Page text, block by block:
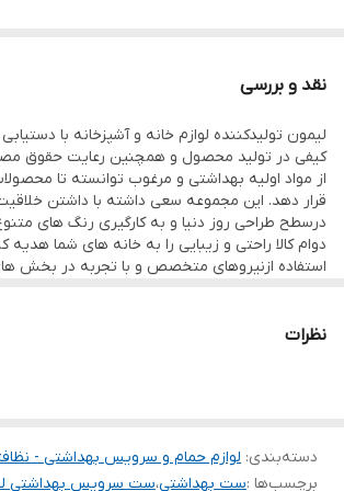
طول: 19cm عرض: 19cm ارتفاع: 25cm
فرچه
طول: 10cm عرض: 9cm ارتفاع: 38cm
جا مسواکی
طول: 7cm عرض: 6cm ارتفاع: 10.5cm
جا صابونی
جا دستمالی
طول: 8.5cm عرض: 6cm ارتفاع: 17cm
نقد و بررسی
لیمون تولیدکننده لوازم خانه و آشپزخانه با
کیفی در تولید محصول و همچنین رعایت حقوق
از مواد اولیه بهداشتی و مرغوب توانسته تا
قرار دهد. این مجموعه سعی داشته با داشتن
درسطح طراحی روز دنیا و به کارگیری رنگ های
دوام کالا راحتی و زیبایی را به خانه های شما هدیه
استفاده ازنیروهای متخصص و با تجربه در بخش
موفقیت برسد.
نظرات
دسته‌بندی: لوازم حمام و سرویس بهداشتی -
برچسب‌ها :ست بهداشتی،ست سرویس بهداشتی